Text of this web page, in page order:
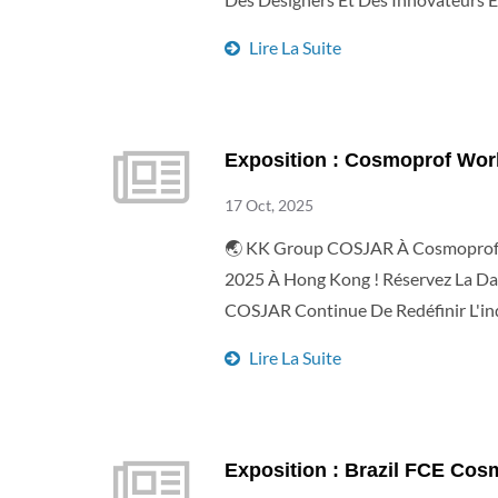
Rechargeables, Alliant Esthétique
Lors Du Salon Et D'explorer Des
Lire La Suite
Exposition : Cosmoprof
17 Oct, 2025
🌏 KK Group COSJAR À
2025 À Hong Kong ! Réservez La
COSJAR Continue De Redéfinir
Pas L'occasion D'explorer
Lire La Suite
Exposition : Brazil FCE